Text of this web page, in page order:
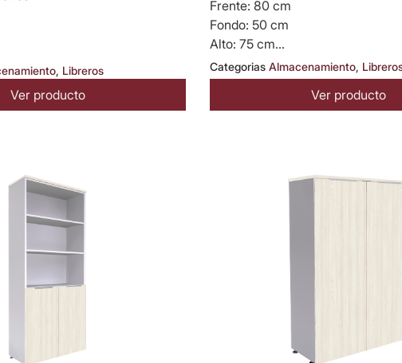
, Libreros
Ver producto
Frente: 80 cm
Fondo: 50 cm
Alto: 75 cm...
Categorias Almacenamiento,
Ver producto